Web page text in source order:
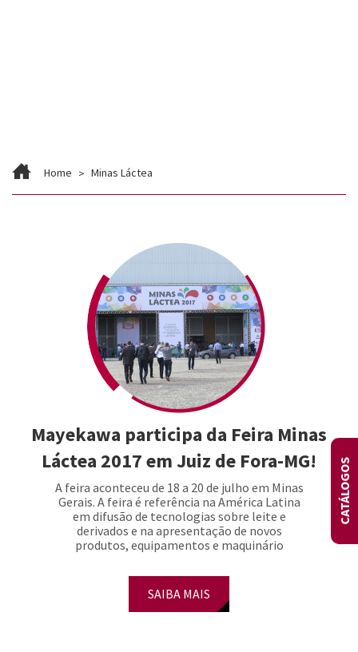
Home Minas Láctea
Mayekawa participa da Feira Minas
Láctea 2017 em Juiz de Fora-MG!
A feira aconteceu de 18 a 20 de julho em Minas
Gerais. A feira é referência na América Latina
em difusão de tecnologias sobre leite e
derivados e na apresentação de novos
produtos, equipamentos e maquinário
SAIBA MAIS
CATÁLOGOS